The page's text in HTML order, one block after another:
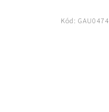
Kód: GAU0474